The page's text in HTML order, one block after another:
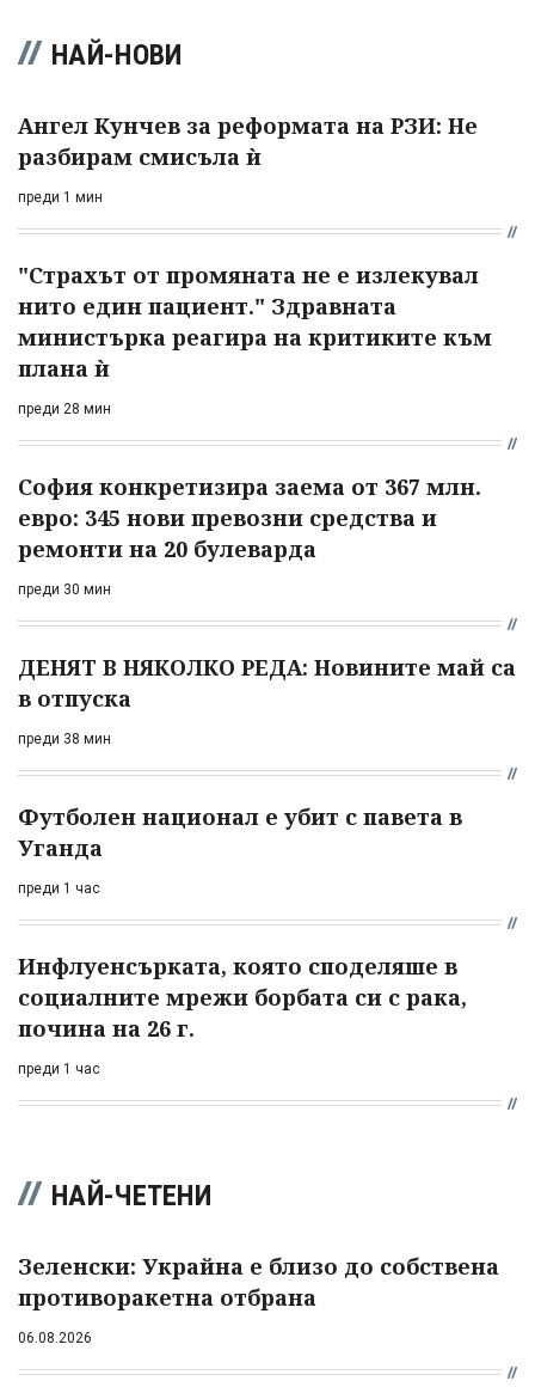
НАЙ-НОВИ
Ангел Кунчев за реформата на РЗИ: Не
разбирам смисъла ѝ
преди 1 мин
"Страхът от промяната не е излекувал
нито един пациент." Здравната
министърка реагира на критиките към
плана ѝ
преди 28 мин
София конкретизира заема от 367 млн.
евро: 345 нови превозни средства и
ремонти на 20 булеварда
преди 30 мин
ДЕНЯТ В НЯКОЛКО РЕДА: Новините май са
в отпуска
преди 38 мин
Футболен национал е убит с павета в
Уганда
преди 1 час
Инфлуенсърката, която споделяше в
социалните мрежи борбата си с рака,
почина на 26 г.
преди 1 час
НАЙ-ЧЕТЕНИ
Зеленски: Украйна е близо до собствена
противоракетна отбрана
06.08.2026